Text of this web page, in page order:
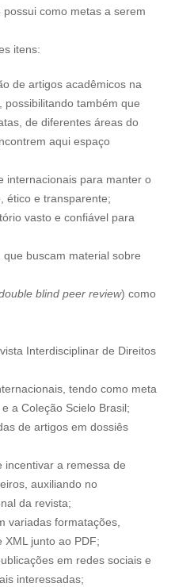
como metas a serem
itens:
de artigos acadêmicos na
possibilitando também que
de diferentes áreas do
aqui espaço
internacionais para manter o
ético e transparente;
vasto e confiável para
buscam material sobre
blind peer review) como
Interdisciplinar de Direitos
tendo como meta
e a Coleção Scielo Brasil;
de artigos em dossiês
incentivar a remessa de
auxiliando no
da revista;
variadas formatações,
XML junto ao PDF;
em redes sociais e
interessadas;